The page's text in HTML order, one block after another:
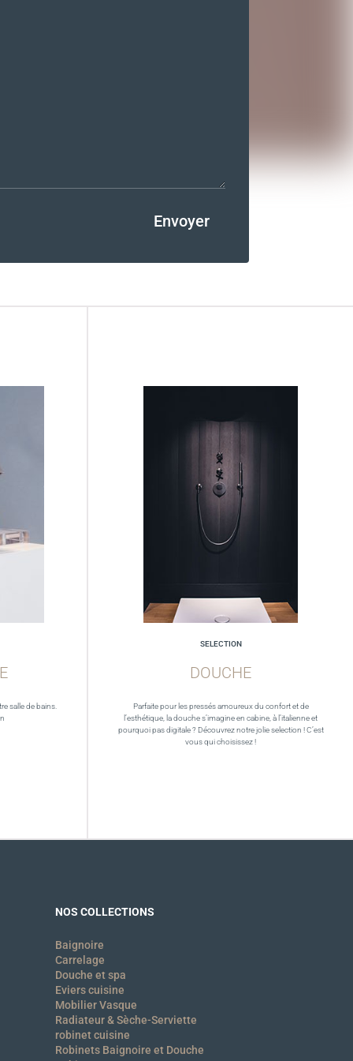
Envoyer
salle de bains.
SELECTION
DOUCHE
Parfaite pour les pressés amoureux du confort et de
l’esthétique, la douche s’imagine en cabine, à l’italienne et
pourquoi pas digitale ? Découvrez notre jolie selection ! C’est
vous qui choisissez !
NOS COLLECTIONS
Baignoire
Carrelage
Douche et spa
Eviers cuisine
Mobilier Vasque
Radiateur & Sèche-Serviette
robinet cuisine
Robinets Baignoire et Douche